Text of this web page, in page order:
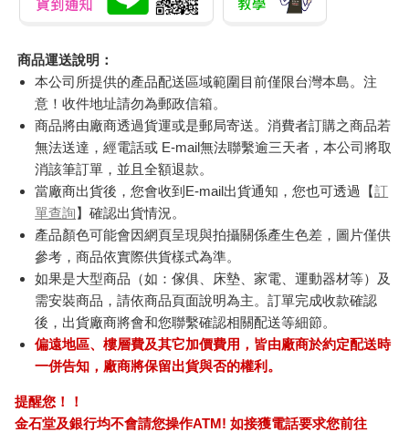
商品運送說明：
本公司所提供的產品配送區域範圍目前僅限台灣本島。注
意！收件地址請勿為郵政信箱。
商品將由廠商透過貨運或是郵局寄送。消費者訂購之商品若
無法送達，經電話或 E-mail無法聯繫逾三天者，本公司將取
消該筆訂單，並且全額退款。
當廠商出貨後，您會收到E-mail出貨通知，您也可透過【訂
單查詢】確認出貨情況。
產品顏色可能會因網頁呈現與拍攝關係產生色差，圖片僅供
參考，商品依實際供貨樣式為準。
如果是大型商品（如：傢俱、床墊、家電、運動器材等）及
需安裝商品，請依商品頁面說明為主。訂單完成收款確認
後，出貨廠商將會和您聯繫確認相關配送等細節。
偏遠地區、樓層費及其它加價費用，皆由廠商於約定配送時
一併告知，廠商將保留出貨與否的權利。
提醒您！！
金石堂及銀行均不會請您操作ATM! 如接獲電話要求您前往